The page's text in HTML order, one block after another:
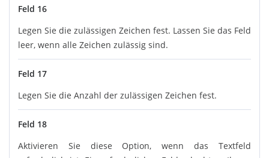
Feld 16
Legen Sie die zulässigen Zeichen fest. Lassen Sie das Feld
leer, wenn alle Zeichen zulässig sind.
Feld 17
Legen Sie die Anzahl der zulässigen Zeichen fest.
Feld 18
Aktivieren Sie diese Option, wenn das Textfeld